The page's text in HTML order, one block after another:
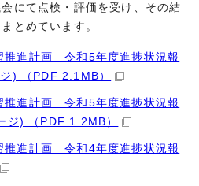
にて点検・評価を受け、その結
とめています。
推進計画 令和5年度進捗状況報
) （PDF 2.1MB）
推進計画 令和5年度進捗状況報
ジ) （PDF 1.2MB）
推進計画 令和4年度進捗状況報